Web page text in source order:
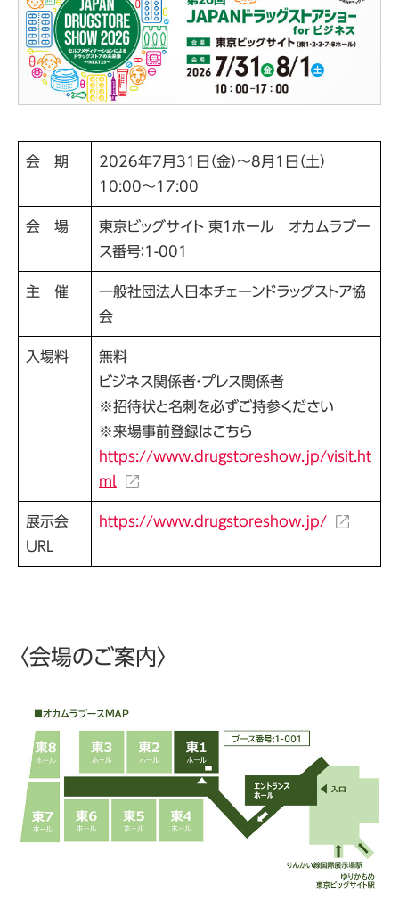
会 期
2026年7月31日（金）～8月1日（土）
10:00～17:00
会 場
東京ビッグサイト 東1ホール オカムラブー
ス番号：1-001
主 催
一般社団法人日本チェーンドラッグストア協
会
入場料
無料
ビジネス関係者・プレス関係者
※招待状と名刺を必ずご持参ください
※来場事前登録はこちら
https://www.drugstoreshow.jp/visit.ht
ml
展示会
URL
https://www.drugstoreshow.jp/
〈会場のご案内〉